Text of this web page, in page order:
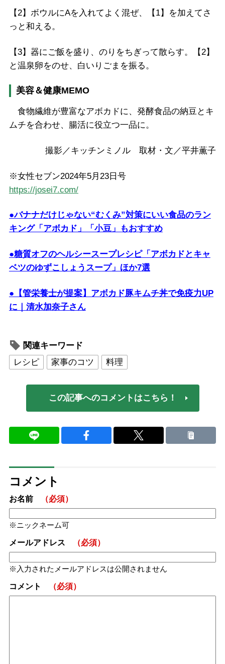
【2】ボウルにAを入れてよく混ぜ、【1】を加えてさ
っと和える。
【3】器にご飯を盛り、のりをちぎって散らす。【2】
と温泉卵をのせ、白いりごまを振る。
美容＆健康MEMO
食物繊維が豊富なアボカドに、発酵食品の納豆とキ
ムチを合わせ、腸活に役立つ一品に。
撮影／キッチンミノル 取材・文／平井薫子
※女性セブン2024年5月23日号
https://josei7.com/
●バナナだけじゃない“むくみ”対策にいい食品のラン
キング「アボカド」「小豆」もおすすめ
●糖質オフのヘルシースープレシピ「アボカドとキャ
ベツのゆずこしょうスープ」ほか7選
●【管栄養士が提案】アボカド豚キムチ丼で免疫力UP
に｜清水加奈子さん
関連キーワード
レシピ
家事のコツ 料理
この記事へのコメントはこちら！
コメント
お名前 （必須）
ニックネーム可
メールアドレス （必須）
入力されたメールアドレスは公開されません
コメント （必須）